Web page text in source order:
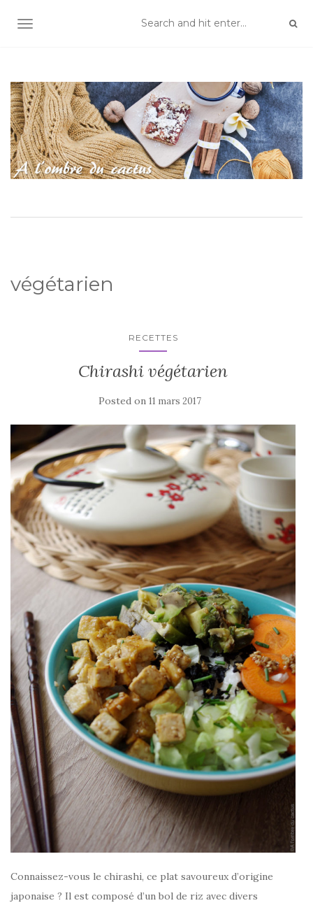
TOGGLE NAVIGATION
végétarien
RECETTES
Chirashi végétarien
Posted on 11 mars 2017
Connaissez-vous le chirashi, ce plat savoureux d’origine
japonaise ? Il est composé d’un bol de riz avec divers